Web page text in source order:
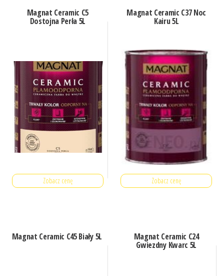
Magnat Ceramic C5
Dostojna Perła 5L
Zobacz cenę
Magnat Ceramic C37 Noc
Kairu 5L
Zobacz cenę
Magnat Ceramic C45 Biały 5L Magnat Ceramic C24
Gwiezdny Kwarc 5L